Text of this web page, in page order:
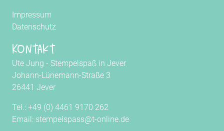
Impressum
Datenschutz
Kontakt
Ute Jung - Stempelspaß in Jever
Johann-Lünemann-Straße 3
26441 Jever
Tel.: +49 (0) 4461 9170 262
Email: stempelspass@t-online.de